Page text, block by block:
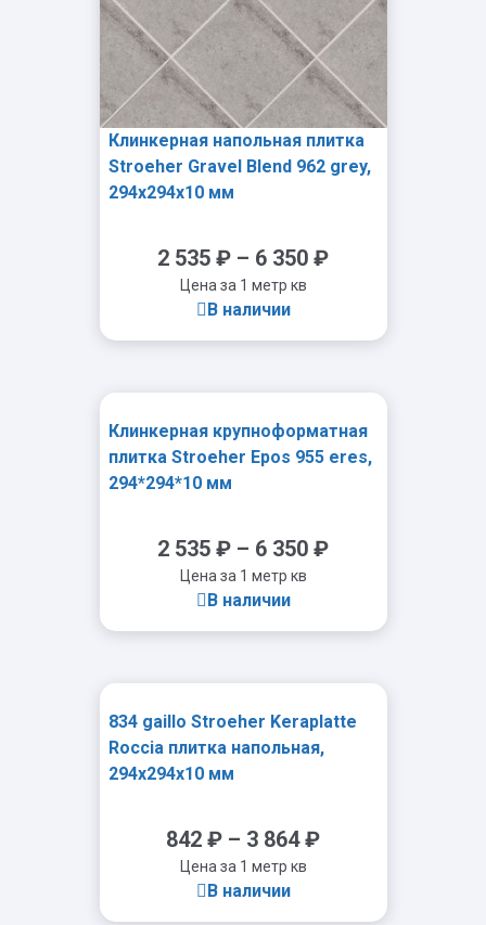
Клинкерная напольная плитка
Stroeher Gravel Blend 962 grey,
294x294x10 мм
2 535 ₽ – 6 350 ₽
Цена за 1 метр кв
В наличии
- +
Клинкерная крупноформатная
плитка Stroeher Epos 955 eres,
294*294*10 мм
2 535 ₽ – 6 350 ₽
Цена за 1 метр кв
В наличии
- +
834 gaillo Stroeher Keraplatte
Roccia плитка напольная,
294x294x10 мм
842 ₽ – 3 864₽
Цена за 1 метр кв
В наличии